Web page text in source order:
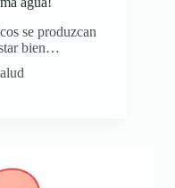
se produzcan
bien…